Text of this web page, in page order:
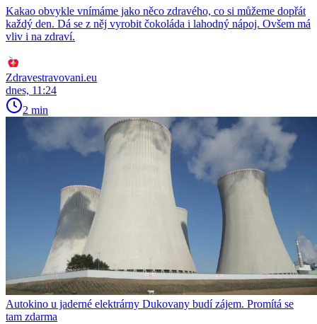
Kakao obvykle vnímáme jako něco zdravého, co si můžeme dopřát
každý den. Dá se z něj vyrobit čokoláda i lahodný nápoj. Ovšem má
vliv i na zdraví.
Zdravestravovani.eu
dnes, 11:24
2 min
Autokino u jaderné elektrárny Dukovany budí zájem. Promítá se
tam zdarma